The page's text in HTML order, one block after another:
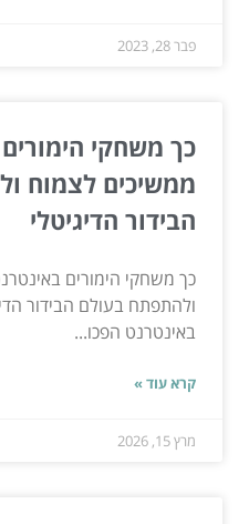
פבר 28, 2023
כך משחקי
ממשיכים לצמוח
הבידור הדיגיטלי
כך משחקי הימורים
ולהתפתח בעולם הבידור
באינטרנט הפכו...
קרא עוד »
מרץ 15, 2026